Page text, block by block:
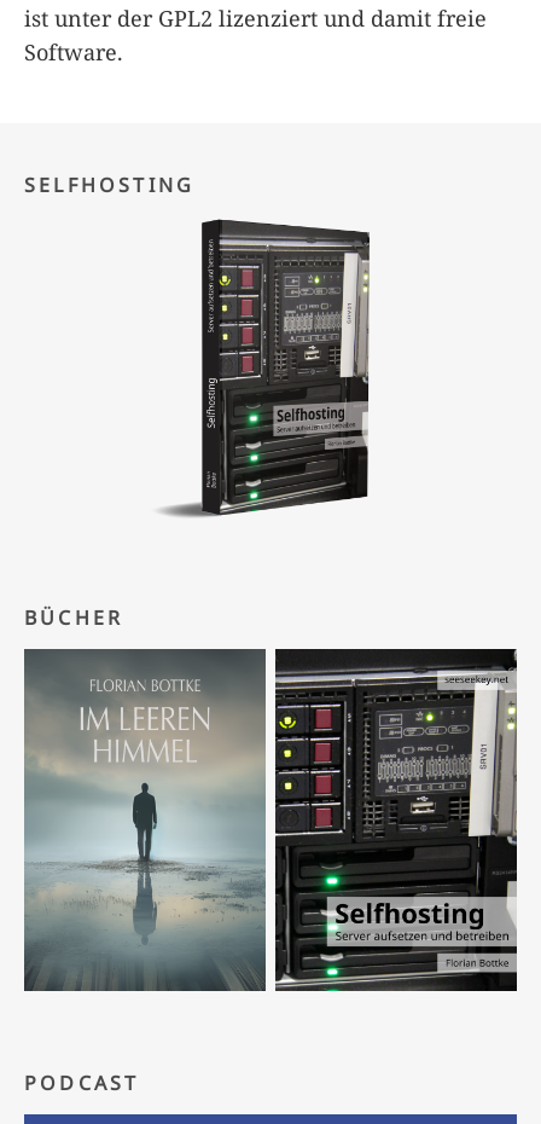
ist unter der GPL2 lizenziert und damit freie
Software.
SELFHOSTING
BÜCHER
PODCAST